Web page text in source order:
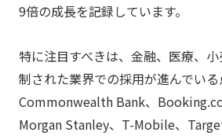
9倍の成長を記録しています。
特に注目すべきは、金融、医療、
制された業界での採用が進んでいる
Commonwealth Bank、
Morgan Stanley、T-Mobile、